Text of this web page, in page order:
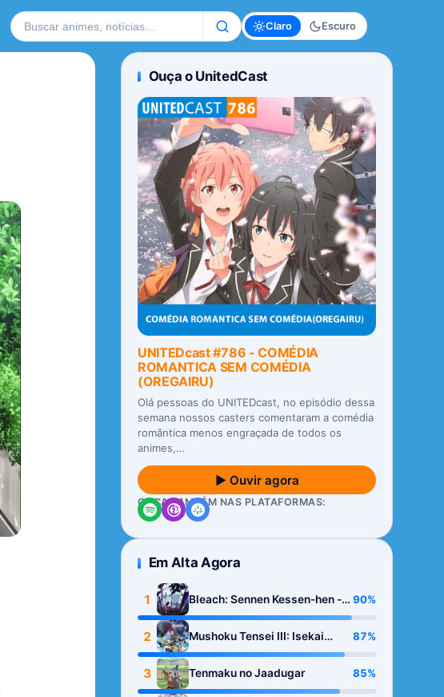
Buscar no site Claro Escuro
Ouça o UnitedCast
UNITEDcast #786 - COMÉDIA
ROMANTICA SEM COMÉDIA
(OREGAIRU)
Olá pessoas do UNITEDcast, no episódio dessa
semana nossos casters comentaram a comédia
romântica menos engraçada de todos os
animes,…
▶ Ouvir agora
OUÇA TAMBÉM NAS PLATAFORMAS:
Em Alta Agora
1
Bleach: Sennen Kessen-hen -
Kashin-tan
90%
2
Mushoku Tensei III: Isekai
Ittara Honki Dasu
87%
3 Tenmaku no Jaadugar 85%